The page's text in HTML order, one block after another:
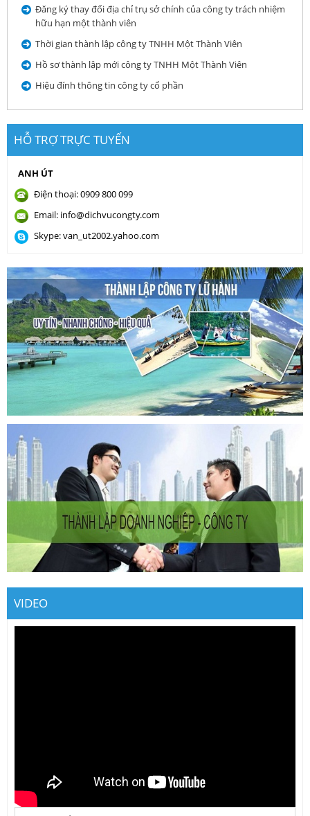
Đăng ký thay đổi địa chỉ trụ sở chính của công ty trách nhiệm
hữu hạn một thành viên
Thời gian thành lập công ty TNHH Một Thành Viên
Hồ sơ thành lập mới công ty TNHH Một Thành Viên
Hiệu đính thông tin công ty cổ phần
HỖ TRỢ TRỰC TUYẾN
ANH ÚT
Điện thoại: 0909 800 099
Email: info@dichvucongty.com
Skype: van_ut2002.yahoo.com
VIDEO